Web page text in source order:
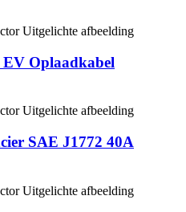
EV Oplaadkabel
SAE J1772 40A